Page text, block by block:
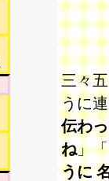
三々
うに
伝わ
ね」「
うに